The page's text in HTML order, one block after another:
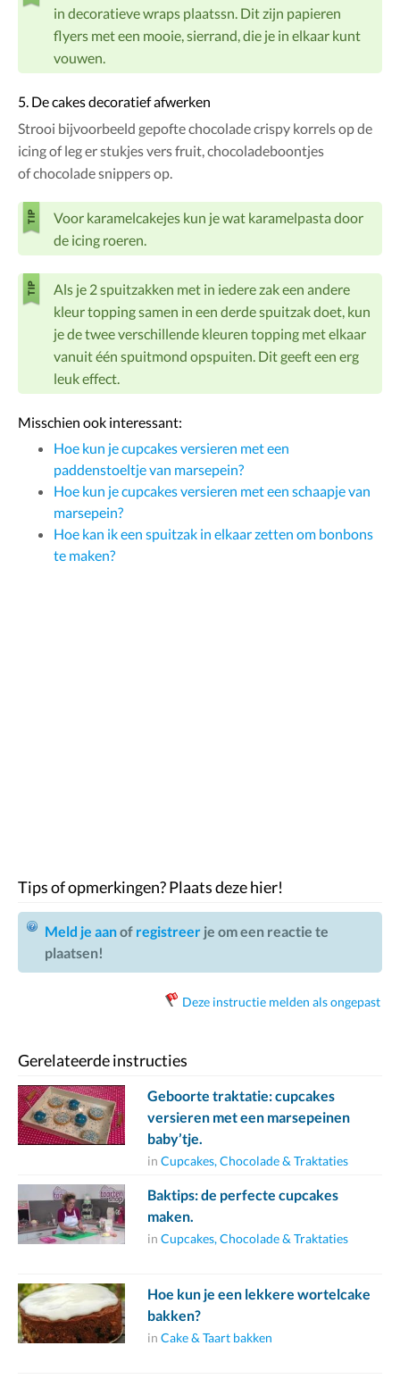
in decoratieve wraps plaatssn. Dit zijn papieren
flyers met een mooie, sierrand, die je in elkaar kunt
vouwen.
5. De cakes decoratief afwerken
Strooi bijvoorbeeld gepofte chocolade crispy korrels op de
icing of leg er stukjes vers fruit, chocoladeboontjes
of chocolade snippers op.
Voor karamelcakejes kun je wat karamelpasta door
de icing roeren.
Als je 2 spuitzakken met in iedere zak een andere
kleur topping samen in een derde spuitzak doet, kun
je de twee verschillende kleuren topping met elkaar
vanuit één spuitmond opspuiten. Dit geeft een erg
leuk effect.
Misschien ook interessant:
Hoe kun je cupcakes versieren met een
paddenstoeltje van marsepein?
Hoe kun je cupcakes versieren met een schaapje van
marsepein?
Hoe kan ik een spuitzak in elkaar zetten om bonbons
te maken?
Tips of opmerkingen? Plaats deze hier!
Meld je aanof registreer je om een reactie te
plaatsen!
Deze instructie melden als ongepast
Gerelateerde instructies
Geboorte traktatie: cupcakes
versieren met een marsepeinen
baby’tje.
in Cupcakes, Chocolade & Traktaties
Baktips: de perfecte cupcakes
maken.
in Cupcakes, Chocolade & Traktaties
Hoe kun je een lekkere wortelcake
bakken?
in Cake & Taart bakken